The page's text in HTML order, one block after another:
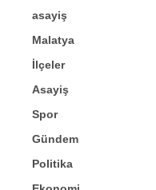
asayiş
Malatya
İlçeler
Asayiş
Spor
Gündem
Politika